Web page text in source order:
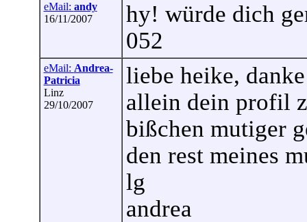
eMail: andy
16/11/2007
hy! würde dich
052
eMail: Andrea-
Patricia
Linz
29/10/2007
liebe heike,
allein dein profil
bißchen mutiger
den rest meines
lg
andrea